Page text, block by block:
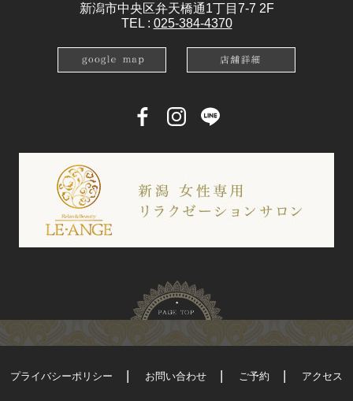
新潟市中央区弁天橋通1丁目7-7 2F
TEL : 025-384-4370
プライバシーポリシー お問い合わせ ご予約 アクセス